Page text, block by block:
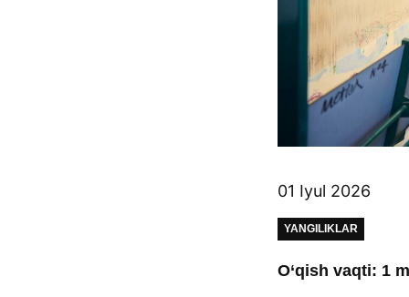
01 Iyul 2026
YANGILIKLAR
O‘qish vaqti: 1